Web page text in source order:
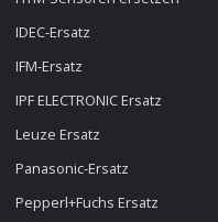
IDEC-Ersatz
IFM-Ersatz
IPF ELECTRONIC Ersatz
Leuze Ersatz
Panasonic-Ersatz
Pepperl+Fuchs Ersatz